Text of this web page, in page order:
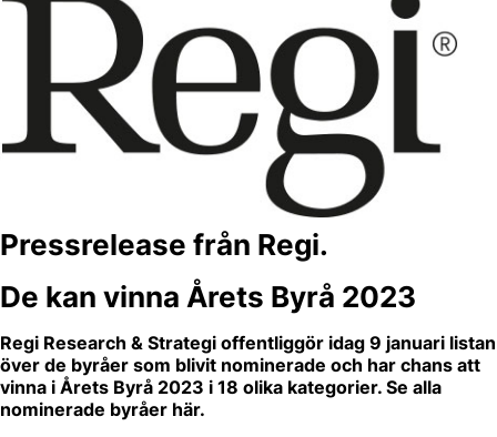
Pressrelease från Regi.
De kan vinna Årets Byrå 2023
Regi Research & Strategi offentliggör idag 9 januari listan
över de byråer som blivit nominerade och har chans att
vinna i Årets Byrå 2023 i 18 olika kategorier. Se alla
nominerade byråer här.